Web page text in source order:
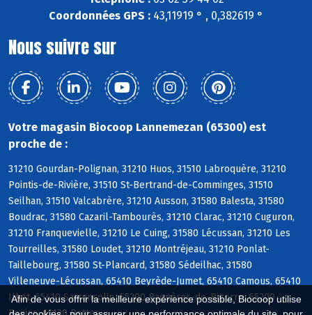
Afin de vous offrir la meilleure expérience possible, Biocoop utilise
Coordonnées GPS : 43,11919 ° , 0,382619 °
Nous suivre sur
Votre magasin Biocoop Lannemezan (65300) est
proche de :
31210 Gourdan-Polignan, 31210 Huos, 31510 Labroquère, 31210
Pointis-de-Rivière, 31510 St-Bertrand-de-Comminges, 31510
Seilhan, 31510 Valcabrère, 31210 Ausson, 31580 Balesta, 31580
Boudrac, 31580 Cazaril-Tambourès, 31210 Clarac, 31210 Cuguron,
31210 Franquevielle, 31210 Le Cuing, 31580 Lécussan, 31210 Les
Tourreilles, 31580 Loudet, 31210 Montréjeau, 31210 Ponlat-
Taillebourg, 31580 St-Plancard, 31580 Sédeilhac, 31580
Villeneuve-Lécussan, 65410 Beyrède-Jumet, 65410 Camous, 65410
Ilhet, 65410 Sarrancolin, 65200 Bagnères-de-Bigorre, 65200